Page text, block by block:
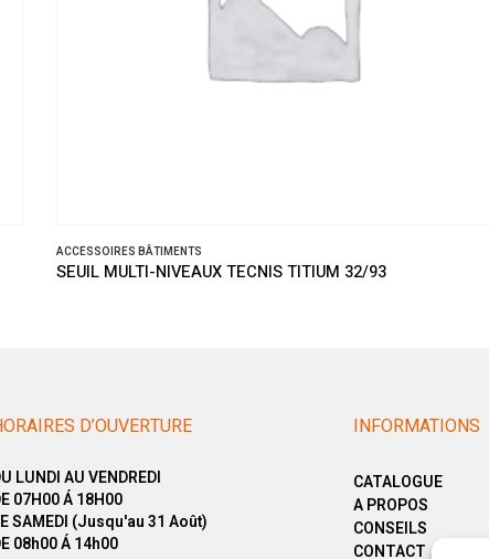
ACCESSOIRES BÂTIMENTS
SEUIL MULTI-NIVEAUX TECNIS TITIUM 32/93
D’OUVERTURE
LUNDI AU VENDREDI
07H00 Á 18H00
SAMEDI (Jusqu'au 31 Août)
08h00 Á 14h00
INFORMATIONS
CATALOGUE
A PROPOS
CONSEILS
CONTACT